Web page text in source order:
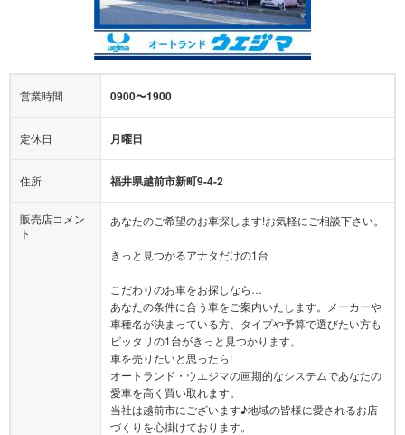
営業時間 0900〜1900
定休日 月曜日
住所 福井県越前市新町9-4-2
販売店コメン
ト
あなたのご希望のお車探します!お気軽にご相談下さい。
きっと見つかるアナタだけの1台
こだわりのお車をお探しなら…
あなたの条件に合う車をご案内いたします。メーカーや
車種名が決まっている方、タイプや予算で選びたい方も
ピッタリの1台がきっと見つかります。
車を売りたいと思ったら!
オートランド・ウエジマの画期的なシステムであなたの
愛車を高く買い取れます。
当社は越前市にございます♪地域の皆様に愛されるお店
づくりを心掛けております。